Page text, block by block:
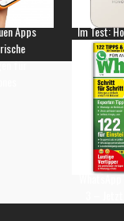
Apps
für
Im Test: